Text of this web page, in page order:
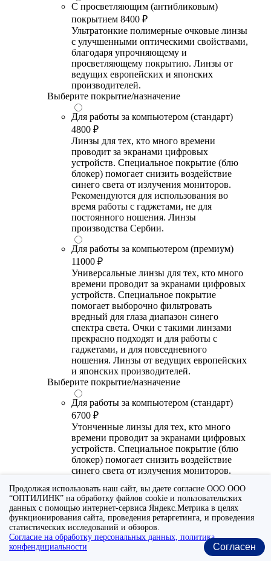
С просветляющим (антибликовым)
покрытием 8400 ₽
Ультратонкие полимерные очковые линзы
с улучшенными оптическими свойствами,
благодаря упрочняющему и
просветляющему покрытию. Линзы от
ведущих европейских и японских
производителей.
Выберите покрытие/назначение
Для работы за компьютером (стандарт)
4800 ₽
Линзы для тех, кто много времени
проводит за экранами цифровых
устройств. Специальное покрытие (блю
блокер) помогает снизить воздействие
синего света от излучения мониторов.
Рекомендуются для использования во
время работы с гаджетами, не для
постоянного ношения. Линзы
производства Сербии.
Для работы за компьютером (премиум)
11000 ₽
Универсальные линзы для тех, кто много
времени проводит за экранами цифровых
устройств. Специальное покрытие
помогает выборочно фильтровать
вредный для глаза диапазон синего
спектра света. Очки с такими линзами
прекрасно подходят и для работы с
гаджетами, и для повседневного
ношения. Линзы от ведущих европейских
и японских производителей.
Выберите покрытие/назначение
Для работы за компьютером (стандарт)
6700 ₽
Утонченные линзы для тех, кто много
времени проводит за экранами цифровых
устройств. Специальное покрытие (блю
блокер) помогает снизить воздействие
синего света от излучения мониторов.
время работы с гаджетами, не для
постоянного ношения. Линзы
производства Сербии или Ю.-В. Азии.
Для работы за компьютером (премиум)
20300 ₽
Универсальные утонченные линзы для
Продолжая использовать наш сайт, вы даете согласие ООО ООО
“ОПТИЛИНК” на обработку файлов cookie и пользовательских
данных с помощью интернет-сервиса Яндекс.Метрика в целях
функционирования сайта, проведения ретаргетинга, и проведения
статистических исследований и обзоров.
Согласие на обработку персональных данных, политика
конфендициальности
Согласен